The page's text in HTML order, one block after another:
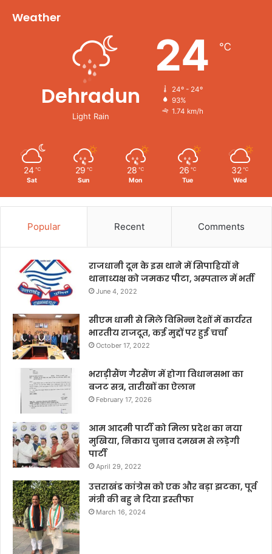
Weather
Dehradun
Light Rain
24 ℃
24º - 24º
93%
1.74 km/h
24 ℃
Sat
29 ℃
Sun
28 ℃
Mon
26 ℃
Tue
32 ℃
Wed
Popular Recent Comments
राजधानी दून के इस थाने में सिपाहियों ने
थानाध्यक्ष को जमकर पीटा, अस्पताल में भर्ती
June 4, 2022
सीएम धामी से मिले विभिन्न देशों में कार्यरत
भारतीय राजदूत, कई मुद्दों पर हुई चर्चा
October 17, 2022
भराड़ीसैंण गैरसैंण में होगा विधानसभा का
बजट सत्र, तारीखों का ऐलान
February 17, 2026
आम आदमी पार्टी को मिला प्रदेश का नया
मुखिया, निकाय चुनाव दमखम से लड़ेगी
पार्टी
April 29, 2022
उत्तराखंड कांग्रेस को एक और बड़ा झटका, पूर्व
मंत्री की बहु ने दिया इस्तीफा
March 16, 2024